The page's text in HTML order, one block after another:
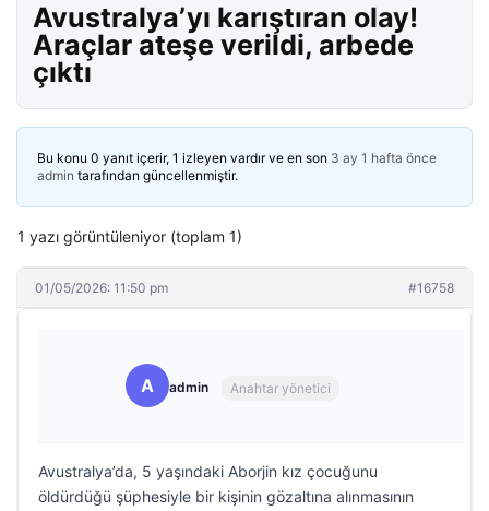
Avustralya’yı karıştıran olay!
Araçlar ateşe verildi, arbede
çıktı
Bu konu 0 yanıt içerir, 1 izleyen vardır ve en son 3 ay 1 hafta önce
admin tarafından güncellenmiştir.
1 yazı görüntüleniyor (toplam 1)
01/05/2026: 11:50 pm #16758
A admin Anahtar yönetici
Avustralya’da, 5 yaşındaki Aborjin kız çocuğunu
öldürdüğü şüphesiyle bir kişinin gözaltına alınmasının